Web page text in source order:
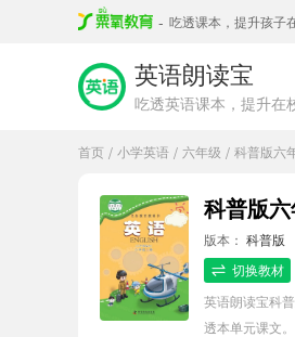
- 吃透课本，提升孩子
英语朗读宝
吃透英语课本，提升在
首页 / 小学英语 / 六年级 / 科普版六
科普版
版本： 科普版
切换教材
英语朗读宝科
透本单元课文。